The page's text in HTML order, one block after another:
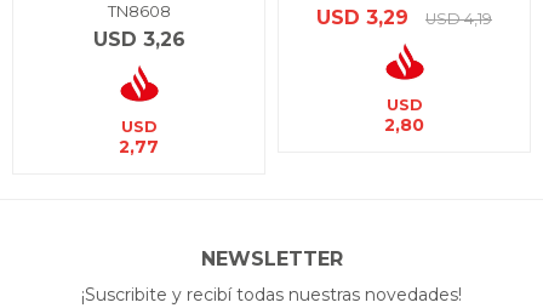
TN8608
USD 3,26
USD
2,77
USD 3,29 USD 4,19
USD
2,80
NEWSLETTER
¡Suscribite y recibí todas nuestras novedades!